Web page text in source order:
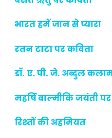
भारत हमें जान से प्यारा
रतन टाटा पर कविता
डॉ. ए. पी. जे. अब्दुल
महर्षि वाल्मीकि जयंती
रिश्तों की अहमियत